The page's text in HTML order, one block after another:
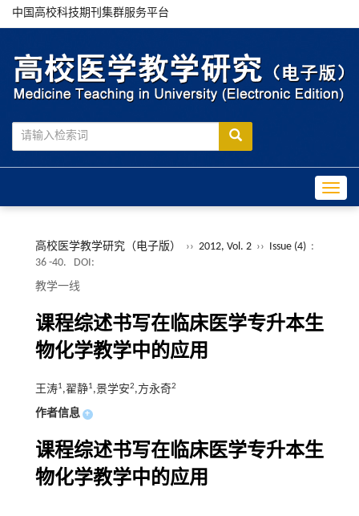
中国高校科技期刊集群服务平台
高校医学教学研究（电子版） ›› 2012, Vol. 2 ›› Issue (4) :
36 -40.
DOI:
教学一线
课程综述书写在临床医学专升本生
物化学教学中的应用
王涛1,翟静1,景学安2,方永奇2
作者信息 +
课程综述书写在临床医学专升本生
物化学教学中的应用